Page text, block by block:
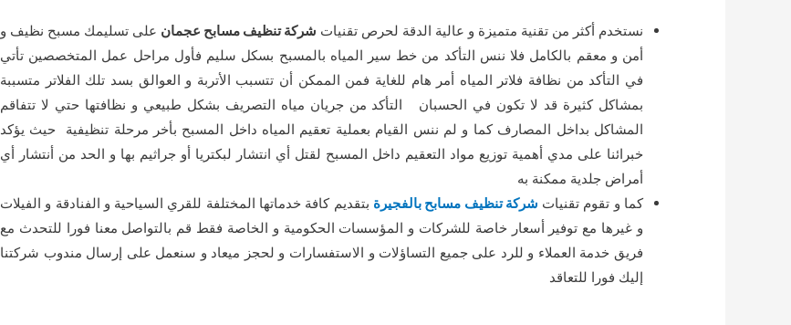
نستخدم أكثر من تقنية متميزة و عالية الدقة لحرص تقنيات شركة تنظيف مسابح عجمان على تسليمك مسبح نظيف و
أمن و معقم بالكامل فلا ننس التأكد من خط سير المياه بالمسبح بسكل سليم فأول مراحل عمل المتخصصين تأتي
في التأكد من نظافة فلاتر المياه أمر هام للغاية فمن الممكن أن تتسبب الأتربة و العوالق بسد تلك الفلاتر متسببة
بمشاكل كثيرة قد لا تكون في الحسبان التأكد من جريان مياه التصريف بشكل طبيعي و نظافتها حتي لا تتفاقم
المشاكل بداخل المصارف كما و لم ننس القيام بعملية تعقيم المياه داخل المسبح بأخر مرحلة تنظيفية حيث يؤكد
خبرائنا على مدي أهمية توزيع مواد التعقيم داخل المسبح لقتل أي انتشار لبكتريا أو جراثيم بها و الحد من أنتشار أي
أمراض جلدية ممكنة به
كما و تقوم تقنيات شركة تنظيف مسابح بالفجيرة بتقديم كافة خدماتها المختلفة للقري السياحية و الفنادقة و الفيلات
و غيرها مع توفير أسعار خاصة للشركات و المؤسسات الحكومية و الخاصة فقط قم بالتواصل معنا فورا للتحدث مع
فريق خدمة العملاء و للرد على جميع التساؤلات و الاستفسارات و لحجز ميعاد و سنعمل على إرسال مندوب شركتنا
إليك فورا للتعاقد